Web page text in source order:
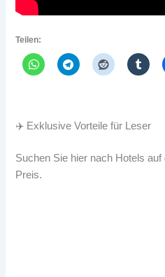
Teilen:
✈️ Exklusive Vorteile für Leser
Suchen Sie hier nach Hotels
Preis.